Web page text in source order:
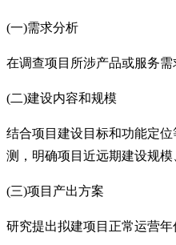
(一)需求分析
在调查项目所涉产品或服务
(二)建设内容和规模
结合项目建设目标和功能定
测，明确项目近远期建设规
(三)项目产出方案
研究提出拟建项目正常运营